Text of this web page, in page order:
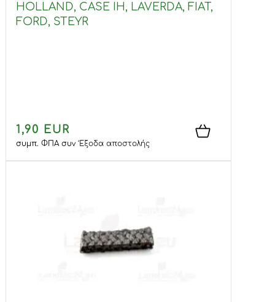
HOLLAND, CASE IH, LAVERDA, FIAT,
FORD, STEYR
1,90 EUR
συμπ. ΦΠΑσυνΈξοδα αποστολής